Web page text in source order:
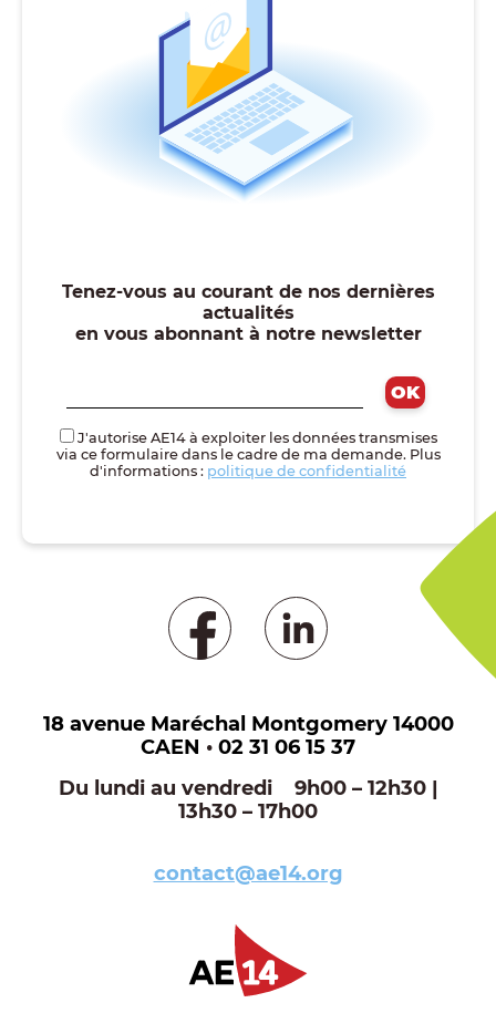
Tenez-vous au courant de nos dernières
actualités
en vous abonnant à notre newsletter
J'autorise AE14 à exploiter les données transmises
via ce formulaire dans le cadre de ma demande. Plus
d'informations : politique de confidentialité
18 avenue Maréchal Montgomery 14000
CAEN • 02 31 06 15 37
Du lundi au vendredi 9h00 – 12h30 |
13h30 – 17h00
contact@ae14.org